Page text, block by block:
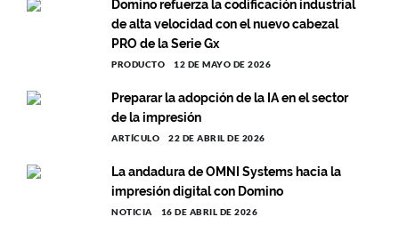
Domino refuerza la codificación industrial
de alta velocidad con el nuevo cabezal
PRO de la Serie Gx
PRODUCTO 12 DE MAYO DE 2026
Preparar la adopción de la IA en el sector
de la impresión
ARTÍCULO 22 DE ABRIL DE 2026
La andadura de OMNI Systems hacia la
impresión digital con Domino
NOTICIA 16 DE ABRIL DE 2026